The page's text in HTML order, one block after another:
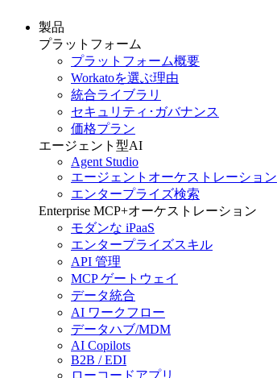
製品
プラットフォーム
プラットフォーム概要
Workatoを選ぶ理由
統合ライブラリ
セキュリティ･ガバナンス
価格プラン
エージェント型AI
Agent Studio
エージェントオーケストレーション
エンタープライズ検索
Enterprise MCP+オーケストレーション
モダンな iPaaS
エンタープライズスキル
API 管理
MCP ゲートウェイ
データ統合
AI ワークフロー
データハブ/MDM
AI Copilots
B2B / EDI
ローコードアプリ